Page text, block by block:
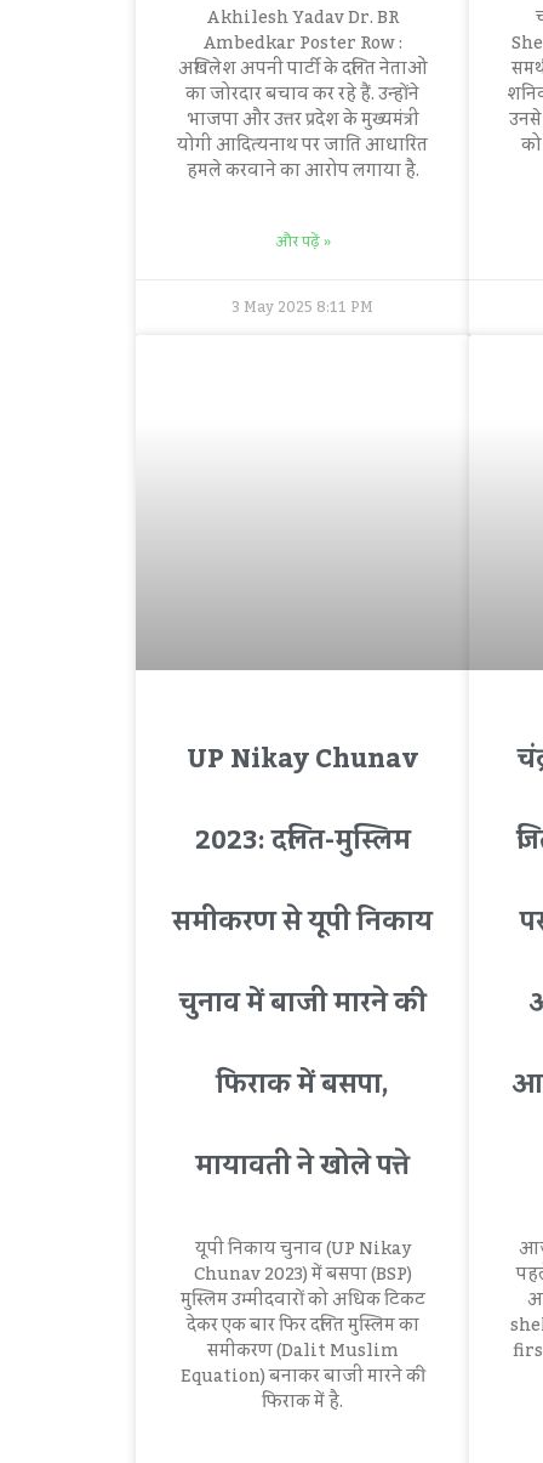
Akhilesh Yadav Dr. BR
Ambedkar Poster Row :
अखिलेश अपनी पार्टी के दलित नेताओं
का जोरदार बचाव कर रहे हैं. उन्होंने
भाजपा और उत्तर प्रदेश के मुख्यमंत्री
योगी आदित्यनाथ पर जाति आधारित
हमले करवाने का आरोप लगाया है.
और पढ़ें »
3 May 2025 8:11 PM
UP Nikay Chunav
2023: दलित-मुस्लिम
समीकरण से यूपी निकाय
चुनाव में बाजी मारने की
फिराक में बसपा,
मायावती ने खोले पत्ते
यूपी निकाय चुनाव (UP Nikay
Chunav 2023) में बसपा (BSP)
मुस्लिम उम्मीदवारों को अधिक टिकट
देकर एक बार फिर दलित मुस्लिम का
समीकरण (Dalit Muslim
Equation) बनाकर बाजी मारने की
फिराक में है.